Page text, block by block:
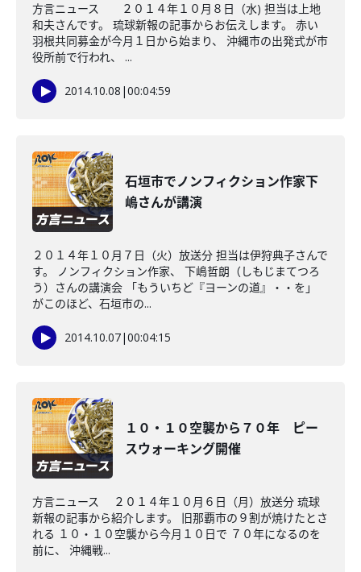
方言ニュース ２０１４年１０月８日（水) 担当は上地
和夫さんです。 琉球新報の記事からお伝えします。 赤い
羽根共同募金が今月１日から始まり、 沖縄市の出発式が市
役所前で行われ、 ...
2014.10.08 |00:04:59
石垣市でノンフィクション作家下
嶋さんが講演
２０１４年１０月７日（火）放送分 担当は伊狩典子さんで
す。 ノンフィクション作家、 下嶋哲朗（しもじまてつろ
う）さんの講演会 「もういちど『ヨーンの道』・・を」
がこのほど、石垣市の...
2014.10.07|00:04:15
１０・１０空襲から７０年 ピー
スウォーキング開催
方言ニュース ２０１４年１０月６日（月）放送分 琉球
新報の記事から紹介します。 旧那覇市の９割が焼けたとさ
れる １０・１０空襲から今月１０日で ７０年になるのを
前に、 沖縄戦...